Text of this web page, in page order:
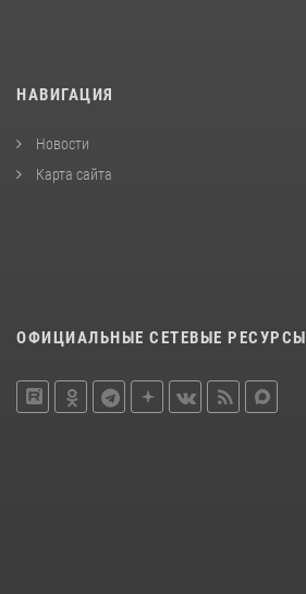
НАВИГАЦИЯ
Новости
Карта сайта
ОФИЦИАЛЬНЫЕ СЕТЕВЫЕ РЕСУРСЫ